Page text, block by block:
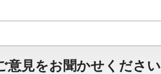
意見をお聞かせください